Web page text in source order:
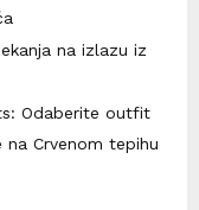
na izlazu iz
Odaberite outfit
Crvenom tepihu